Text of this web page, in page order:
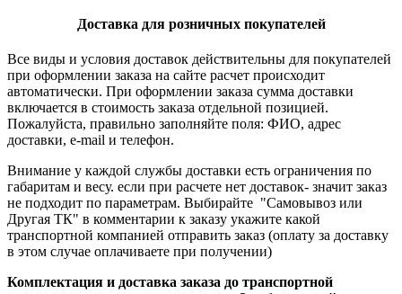
Доставка для розничных покупателей
Все виды и условия доставок действительны для покупателей
при оформлении заказа на сайте расчет происходит
автоматически. При оформлении заказа сумма доставки
включается в стоимость заказа отдельной позицией.
Пожалуйста, правильно заполняйте поля: ФИО, адрес
доставки, e-mail и телефон.
Внимание у каждой службы доставки есть ограничения по
габаритам и весу. если при расчете нет доставок- значит заказ
не подходит по параметрам. Выбирайте "Самовывоз или
Другая ТК" в комментарии к заказу укажите какой
транспортной компанией отправить заказ (оплату за доставку
в этом случае оплачиваете при получении)
Комплектация и доставка заказа до транспортной